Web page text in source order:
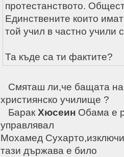
протестанството.
Единствените които
той учил в частно учили
Та къде са ти фактите?
Смяташ ли,че бащата
християнско училище ?
БаракХюсеин Обама е
управлявал
Мохамед
тази държава е било